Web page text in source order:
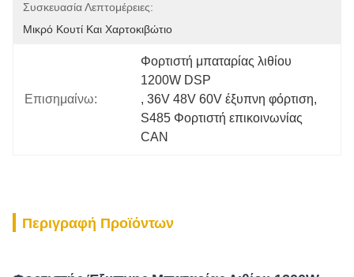
Συσκευασία Λεπτομέρειες:
Μικρό Κουτί Και Χαρτοκιβώτιο
Επισημαίνω:
Φορτιστή μπαταρίας λιθίου
1200W DSP
, 36V 48V 60V έξυπνη φόρτιση,
S485 Φορτιστή επικοινωνίας
CAN
Περιγραφή Προϊόντων